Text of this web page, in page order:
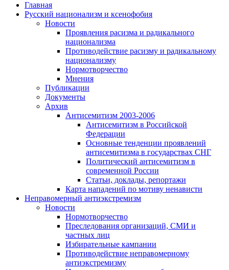
Главная
Русский национализм и ксенофобия
Новости
Проявления расизма и радикального
национализма
Противодействие расизму и радикальному
национализму
Нормотворчество
Мнения
Публикации
Документы
Архив
Антисемитизм 2003-2006
Антисемитизм в Российской
Федерации
Основные тенденции проявлений
антисемитизма в государствах СНГ
Политический антисемитизм в
современной России
Статьи, доклады, репортажи
Карта нападений по мотиву ненависти
Неправомерный антиэкстремизм
Новости
Нормотворчество
Преследования организаций, СМИ и
частных лиц
Избирательные кампании
Противодействие неправомерному
антиэкстремизму